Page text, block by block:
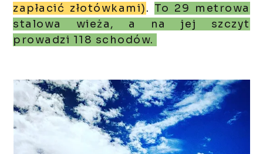
zapłacić złotówkami). To 29 metrowa
stalowa wieża, a na jej szczyt
prowadzi 118 schodów.